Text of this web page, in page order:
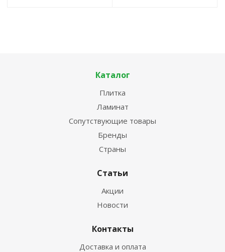
Каталог
Плитка
Ламинат
Сопутствующие товары
Бренды
Страны
Статьи
Акции
Новости
Контакты
Доставка и оплата